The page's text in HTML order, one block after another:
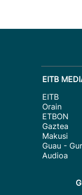
EITB
EITB
Orain
ETBON
Gaztea
Makusi
Guau -
Audioa